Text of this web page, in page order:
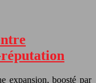
expansion, boosté par